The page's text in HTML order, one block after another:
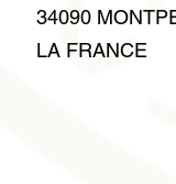
34090
LA FRANCE